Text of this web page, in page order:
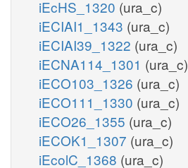
iEcHS_1320 (ura_c)
iECIAI1_1343 (ura_c)
iECIAI39_1322 (ura_c)
iECNA114_1301 (ura_c)
iECO103_1326 (ura_c)
iECO111_1330 (ura_c)
iECO26_1355 (ura_c)
iECOK1_1307 (ura_c)
iEcolC_1368 (ura_c)